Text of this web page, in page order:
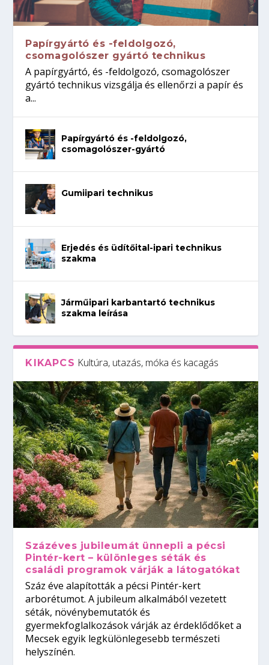
Papírgyártó és -feldolgozó,
csomagolószer gyártó technikus
A papírgyártó, és -feldolgozó, csomagolószer
gyártó technikus vizsgálja és ellenőrzi a papír és
a...
Papírgyártó és -feldolgozó,
csomagolószer-gyártó
Gumiipari technikus
Erjedés és üdítőital-ipari technikus
szakma
Járműipari karbantartó technikus
szakma leírása
KIKAPCS Kultúra, utazás, móka és kacagás
Százéves jubileumát ünnepli a pécsi
Pintér-kert – különleges séták és
családi programok várják a látogatókat
Száz éve alapították a pécsi Pintér-kert
arborétumot. A jubileum alkalmából vezetett
séták, növénybemutatók és
gyermekfoglalkozások várják az érdeklődőket a
Mecsek egyik legkülönlegesebb természeti
helyszínén.